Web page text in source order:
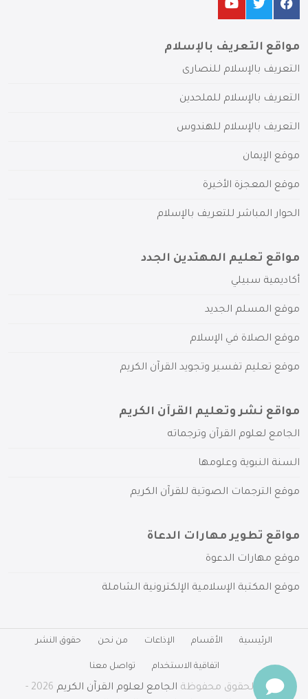
مواقع التعريف بالإسلام
التعريف بالإسلام للنصارى
التعريف بالإسلام للملحدين
التعريف بالإسلام للهندوس
موقع الإيمان
موقع المعجزة الأخيرة
الحوار المباشر للتعريف بالإسلام
مواقع تعليم المهتدين الجدد
أكاديمية سبيلي
موقع المسلم الجديد
موقع الصلاة في الإسلام
موقع تعليم تفسير وتجويد القرآن الكريم
مواقع نشر وتعليم القرآن الكريم
الجامع لعلوم القرآن وترجماته
السنة النبوية وعلومها
موقع الترجمات الصوتية للقرآن الكريم
مواقع تطوير مهارات الدعاة
موقع مهارات الدعوة
موقع المكتبة الإسلامية الإلكترونية الشاملة
الرئيسية الأقسام الإذاعات من نحن حقوق النشر
اتفاقية الاستخدام تواصل معنا
جميع الحقوق محفوظة الجامع لعلوم القرآن الكريم
2026 -